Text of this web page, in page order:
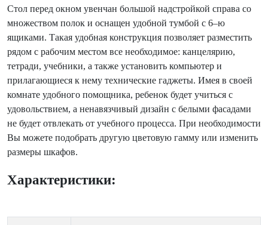
Стол перед окном увенчан большой надстройкой справа со
множеством полок и оснащен удобной тумбой с 6–ю
ящиками. Такая удобная конструкция позволяет разместить
рядом с рабочим местом все необходимое: канцелярию,
тетради, учебники, а также установить компьютер и
прилагающиеся к нему технические гаджеты. Имея в своей
комнате удобного помощника, ребенок будет учиться с
удовольствием, а ненавязчивый дизайн с белыми фасадами
не будет отвлекать от учебного процесса. При необходимости
Вы можете подобрать другую цветовую гамму или изменить
размеры шкафов.
Характеристики: